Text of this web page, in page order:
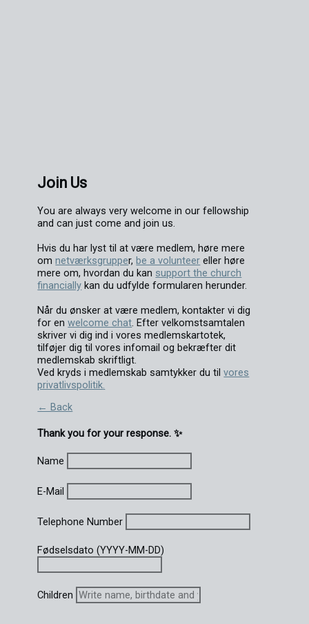
Join Us
You are always very welcome in our fellowship
and can just come and join us.
Hvis du har lyst til at være medlem, høre mere
omnetværksgrupper,be a volunteer eller høre
mere om, hvordan du kan support the church
financially kan du udfylde formularen herunder.
Når du ønsker at være medlem, kontakter vi dig
for enwelcome chat . Efter velkomstsamtalen
skriver vi dig ind i vores medlemskartotek,
tilføjer dig til vores infomail og bekræfter dit
medlemskab skriftligt.
Ved kryds i medlemskab samtykker du tilvores
privatlivspolitik
← Back
Thank you for your response. ✨
Name
E-Mail
Telephone Number
Fødselsdato (YYYY-MM-DD)
Children